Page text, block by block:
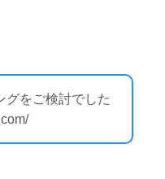
グをご検討でした